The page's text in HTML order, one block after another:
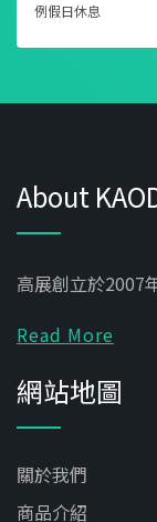
例假日休息
About
高展創立於2007
Read More
網站地圖
關於我們
商品介紹